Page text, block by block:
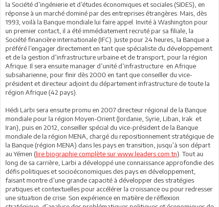
la Société d’ingénierie et d’études économiques et sociales (SIDES), en
réponse à un marché dominé par des entreprises étrangères. Mais, dès
1993, voilà la Banque mondiale lui faire appel. Invité à Washington pour
un premier contact, il a été immédiatement recruté par sa filiale, la
Société financière internationale (IFC). Juste pour 24 heures, la Banque a
préféré l’engager directement en tant que spécialiste du développement
et de la gestion d’infrastructure urbaine et de transport, pour la région
Afrique. Il sera ensuite manager d’unité d’infrastructure en Afrique
subsaharienne, pour finir dès 2000 en tant que conseiller du vice-
président et directeur adjoint du département infrastructure de toute la
région Afrique (42 pays).
Hédi Larbi sera ensuite promu en 2007 directeur régional de la Banque
mondiale pour la région Moyen-Orient (Jordanie, Syrie, Liban, Irak et
Iran), puis en 2012, conseiller spécial du vice-président de la Banque
mondiale de la région MENA, chargé du repositionnement stratégique de
la Banque (région MENA) dans les pays en transition, jusqu’à son départ
au Yémen (lire biographie complète sur www.leaders.com.tn). Tout au
long de sa carrière, Larbi a développé une connaissance approfondie des
défis politiques et socioéconomiques des pays en développement,
faisant montre d’une grande capacité à développer des stratégies
pratiques et contextuelles pour accélérer la croissance ou pour redresser
une situation de crise. Son expérience en matière de réflexion